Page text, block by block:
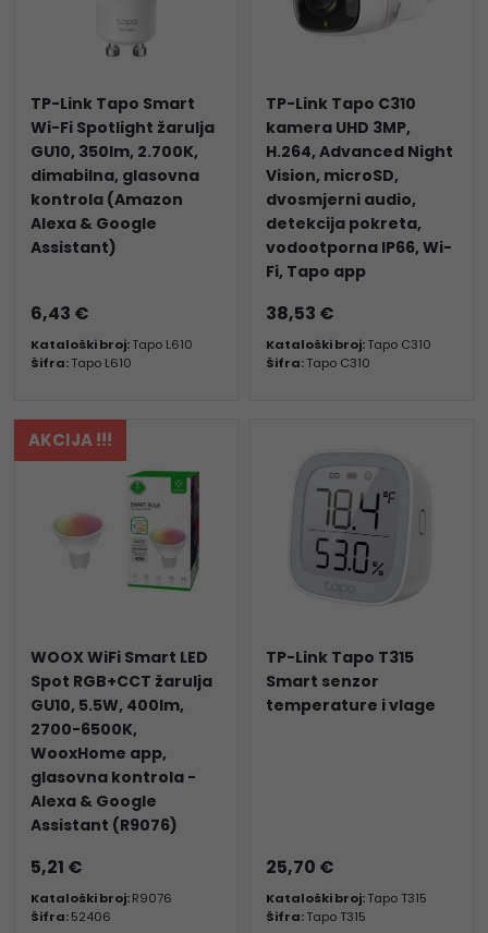
TP-Link Tapo Smart
Wi-Fi Spotlight žarulja
GU10, 350lm, 2.700K,
dimabilna, glasovna
kontrola (Amazon
Alexa & Google
Assistant)
6,43 €
Kataloški broj:Tapo L610
Šifra:Tapo L610
TP-Link Tapo C310
kamera UHD 3MP,
H.264, Advanced Night
Vision, microSD,
dvosmjerni audio,
detekcija pokreta,
vodootporna IP66, Wi-
Fi, Tapo app
38,53 €
Kataloški broj:Tapo C310
Šifra:Tapo C310
AKCIJA !!!
WOOX WiFi Smart LED
Spot RGB+CCT žarulja
GU10, 5.5W, 400lm,
2700-6500K,
WooxHome app,
glasovna kontrola -
Alexa & Google
Assistant (R9076)
5,21 €
Kataloški broj:R9076
Šifra:52406
TP-Link Tapo T315
Smart senzor
temperature i vlage
25,70 €
Kataloški broj:Tapo T315
Šifra:Tapo T315